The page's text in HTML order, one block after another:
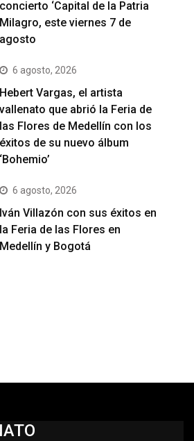
concierto ‘Capital de la Patria
Milagro, este viernes 7 de
agosto
6 agosto, 2026
Hebert Vargas, el artista
vallenato que abrió la Feria de
las Flores de Medellín con los
éxitos de su nuevo álbum
‘Bohemio’
6 agosto, 2026
Iván Villazón con sus éxitos en
la Feria de las Flores en
Medellín y Bogotá